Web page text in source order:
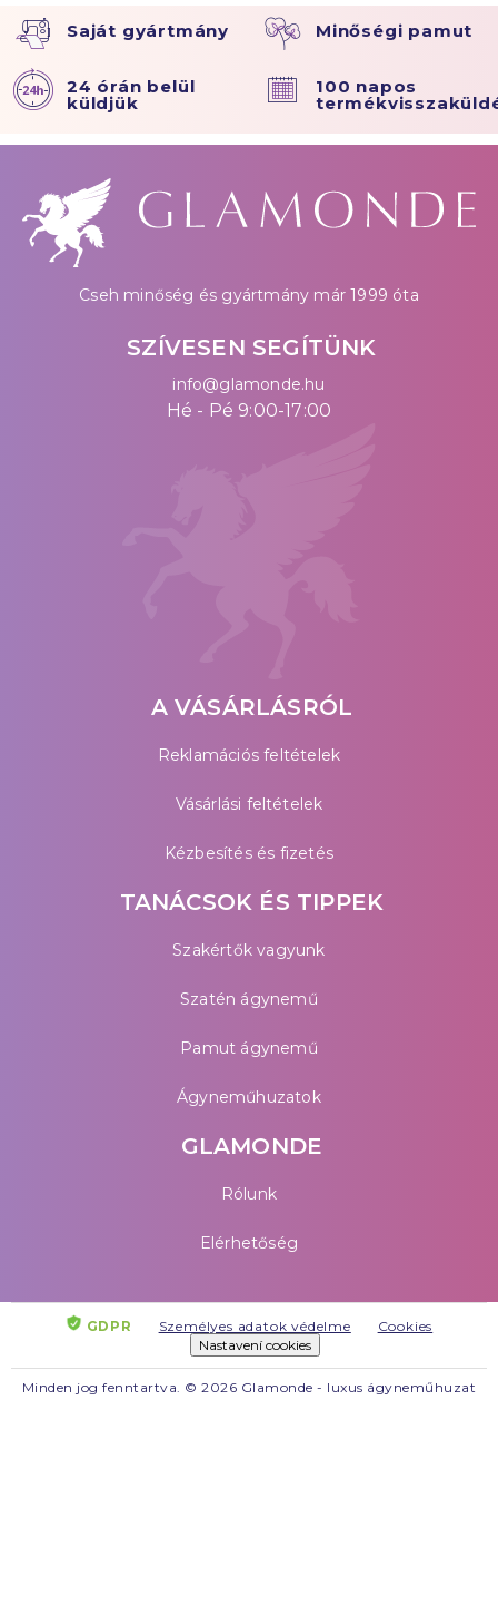
Saját gyártmány Minőségi pamut
24 órán belül
küldjük
100 napos
Cseh minőség és gyártmány már 1999 óta
SZÍVESEN SEGÍTÜNK
info@glamonde.hu
Hé - Pé 9:00-17:00
A VÁSÁRLÁSRÓL
Reklamációs feltételek
Vásárlási feltételek
Kézbesítés és fizetés
TANÁCSOK ÉS TIPPEK
Szakértők vagyunk
Szatén ágynemű
Pamut ágynemű
Ágyneműhuzatok
GLAMONDE
Rólunk
Elérhetőség
GDPR Személyes adatok védelme
Cookies
Nastavení cookies
Minden jog fenntartva. © 2026 Glamonde - luxus ágyneműhuzat